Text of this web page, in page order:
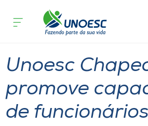
Cursos
Atendimento ao Estudante
acontece
Unoesc
promove
de